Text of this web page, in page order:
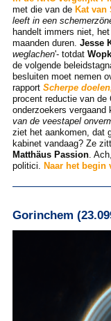
met die van de Kat van
leeft in een
handelt immers niet,
maanden duren. Jesse
weglachen'- totdat
de volgende
besluiten moet nemen
rapport Scherpe
procent reductie van
onderzoekers vergaand
van de veestapel
ziet het aankomen, dat
kabinet vandaag? Ze
Matthäus Passion. Ach,
politici. Naar het begin
Gorinchem